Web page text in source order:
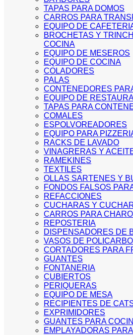
TAPAS PARA DOMOS
CARROS PARA
EQUIPO DE
BROCHETAS Y
COCINA
EQUIPO DE MESEROS
EQUIPO DE COCINA
COLADORES
PALAS
CONTENEDORES
EQUIPO DE
TAPAS PARA
COMALES
ESPOLVOREADORES
EQUIPO PARA
RACKS DE LAVADO
VINAGRERAS Y
RAMEKINES
TEXTILES
OLLAS SARTENES Y
FONDOS FALSOS
REFACCIONES
CUCHARAS Y
CARROS PARA
REPOSTERIA
DISPENSADORES DE
VASOS DE
CORTADORES PARA
GUANTES
FONTANERIA
CUBIERTOS
PERIQUERAS
EQUIPO DE MESA
RECIPIENTES DE
EXPRIMIDORES
GUANTES PARA
EMPLAYADORAS